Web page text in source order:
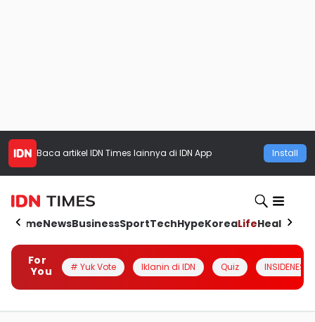
Baca artikel IDN Times lainnya di IDN App Install
HomeNewsBusinessSportTechHypeKoreaLifeHealth
For
You
# Yuk Vote Iklanin di IDN Quiz INSIDENESIA